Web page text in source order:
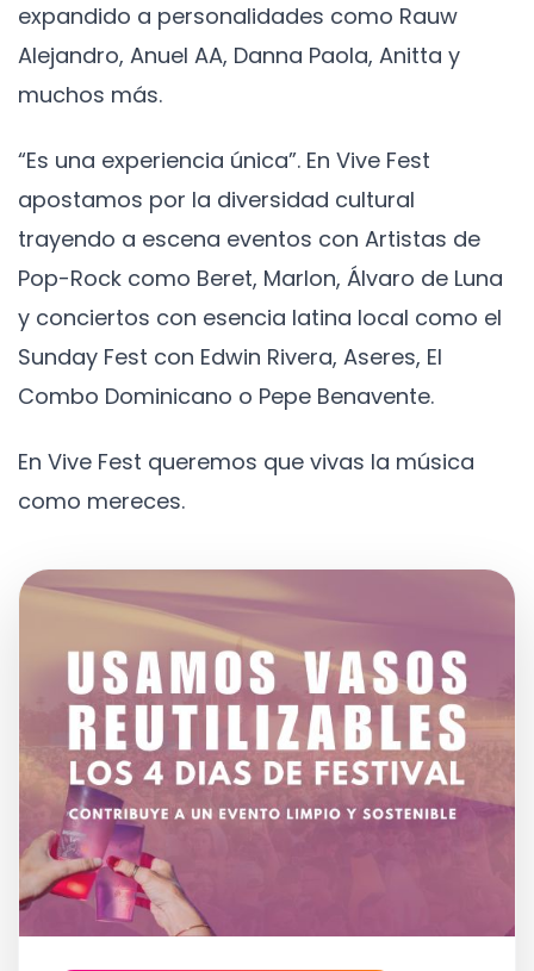
expandido a personalidades como Rauw
Alejandro, Anuel AA, Danna Paola, Anitta y
muchos más.
“Es una experiencia única”. En Vive Fest
apostamos por la diversidad cultural
trayendo a escena eventos con Artistas de
Pop-Rock como Beret, Marlon, Álvaro de Luna
y conciertos con esencia latina local como el
Sunday Fest con Edwin Rivera, Aseres, El
Combo Dominicano o Pepe Benavente.
En Vive Fest queremos que vivas la música
como mereces.